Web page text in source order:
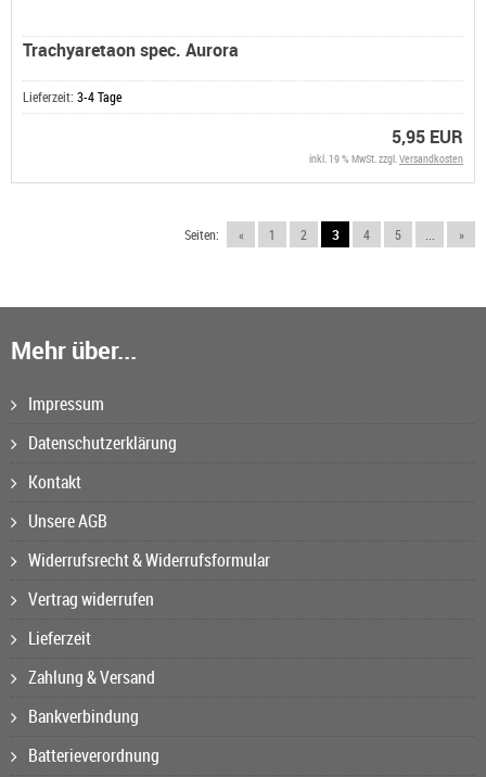
Trachyaretaon spec. Aurora
Lieferzeit: 3-4 Tage
5,95 EUR
inkl. 19 % MwSt. zzgl.Versandkosten
Seiten: « 1 2 3 4 5 »
Mehr über...
Impressum
Datenschutzerklärung
Kontakt
Unsere AGB
Widerrufsrecht & Widerrufsformular
Vertrag widerrufen
Lieferzeit
Zahlung & Versand
Bankverbindung
Batterieverordnung